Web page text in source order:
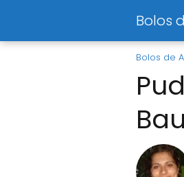
Bolos
Bolos de